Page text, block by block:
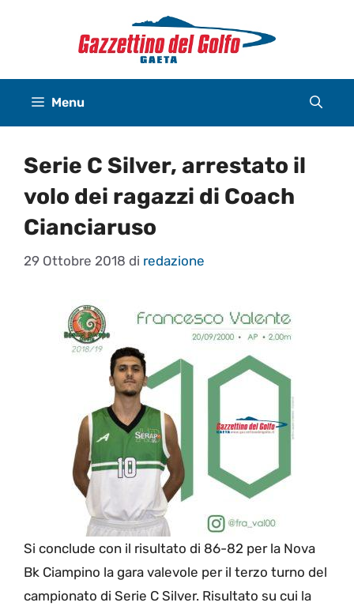
Menu
Serie C Silver, arrestato il
volo dei ragazzi di Coach
Cianciaruso
29 Ottobre 2018 di redazione
Si conclude con il risultato di 86-82 per la Nova
Bk Ciampino la gara valevole per il terzo turno del
campionato di Serie C Silver. Risultato su cui la